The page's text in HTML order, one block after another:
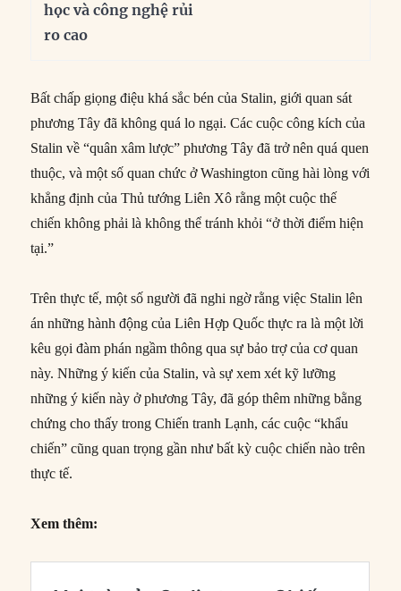
học và công nghệ rủi
ro cao
Bất chấp giọng điệu khá sắc bén của Stalin, giới quan sát
phương Tây đã không quá lo ngại. Các cuộc công kích của
Stalin về “quân xâm lược” phương Tây đã trở nên quá quen
thuộc, và một số quan chức ở Washington cũng hài lòng với
khẳng định của Thủ tướng Liên Xô rằng một cuộc thế
chiến không phải là không thể tránh khỏi “ở thời điểm hiện
tại.”
Trên thực tế, một số người đã nghi ngờ rằng việc Stalin lên
án những hành động của Liên Hợp Quốc thực ra là một lời
kêu gọi đàm phán ngầm thông qua sự bảo trợ của cơ quan
này. Những ý kiến của Stalin, và sự xem xét kỹ lưỡng
những ý kiến này ở phương Tây, đã góp thêm những bằng
chứng cho thấy trong Chiến tranh Lạnh, các cuộc “khẩu
chiến” cũng quan trọng gần như bất kỳ cuộc chiến nào trên
thực tế.
Xem thêm: